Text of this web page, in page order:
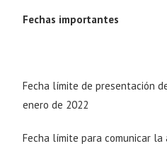
Fechas importantes
Fecha límite de presentación
enero de 2022
Fecha límite para comunicar la